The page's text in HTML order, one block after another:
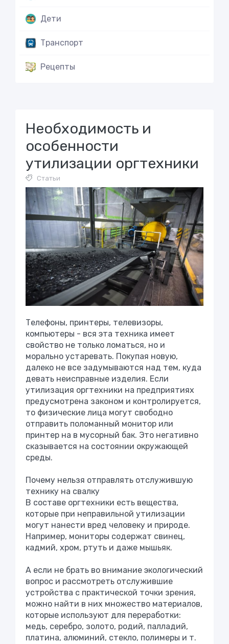
Дети
Транспорт
Рецепты
Необходимость и
особенности
утилизации оргтехники
Статьи
Телефоны, принтеры, телевизоры,
компьютеры - вся эта техника имеет
свойство не только ломаться, но и
морально устаревать. Покупая новую,
далеко не все задумываются над тем, куда
девать неисправные изделия. Если
утилизация оргтехники на предприятиях
предусмотрена законом и контролируется,
то физические лица могут свободно
отправить поломанный монитор или
принтер на в мусорный бак. Это негативно
сказывается на состоянии окружающей
среды.
Почему нельзя отправлять отслужившую
технику на свалку
В составе оргтехники есть вещества,
которые при неправильной утилизации
могут нанести вред человеку и природе.
Например, мониторы содержат свинец,
кадмий, хром, ртуть и даже мышьяк.
А если не брать во внимание экологический
вопрос и рассмотреть отслужившие
устройства с практической точки зрения,
можно найти в них множество материалов,
которые используют для переработки:
медь, серебро, золото, родий, палладий,
платина, алюминий, стекло, полимеры и т.